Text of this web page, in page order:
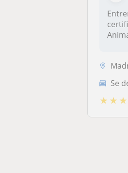
Se
★ ★ ★